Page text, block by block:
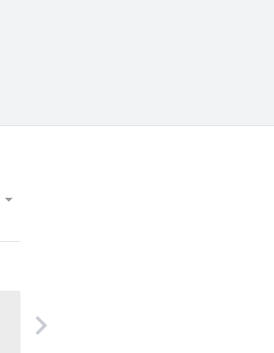
keyboard_arrow_right